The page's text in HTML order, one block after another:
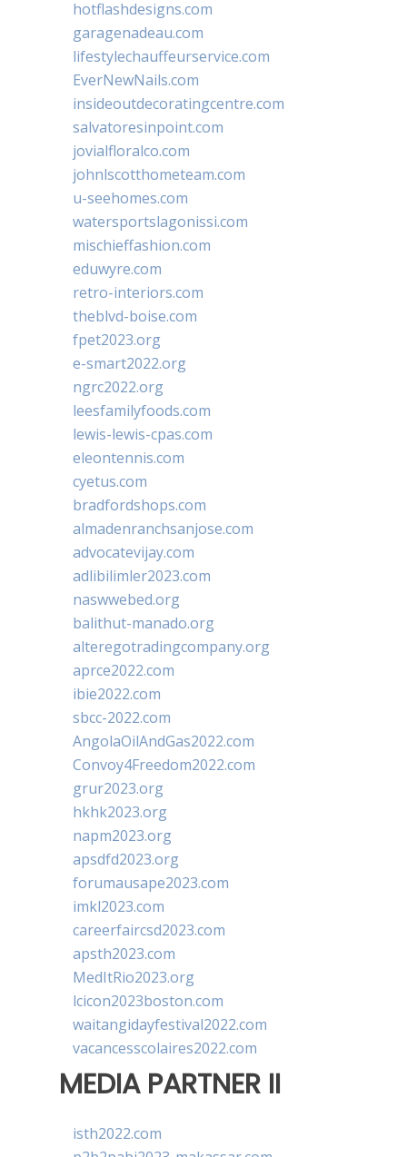
hotflashdesigns.com
garagenadeau.com
lifestylechauffeurservice.com
EverNewNails.com
insideoutdecoratingcentre.com
salvatoresinpoint.com
jovialfloralco.com
johnlscotthometeam.com
u-seehomes.com
watersportslagonissi.com
mischieffashion.com
eduwyre.com
retro-interiors.com
theblvd-boise.com
fpet2023.org
e-smart2022.org
ngrc2022.org
leesfamilyfoods.com
lewis-lewis-cpas.com
eleontennis.com
cyetus.com
bradfordshops.com
almadenranchsanjose.com
advocatevijay.com
adlibilimler2023.com
naswwebed.org
balithut-manado.org
alteregotradingcompany.org
aprce2022.com
ibie2022.com
sbcc-2022.com
AngolaOilAndGas2022.com
Convoy4Freedom2022.com
grur2023.org
hkhk2023.org
napm2023.org
apsdfd2023.org
forumausape2023.com
imkl2023.com
careerfaircsd2023.com
apsth2023.com
MedItRio2023.org
lcicon2023boston.com
waitangidayfestival2022.com
vacancesscolaires2022.com
MEDIA PARTNER II
isth2022.com